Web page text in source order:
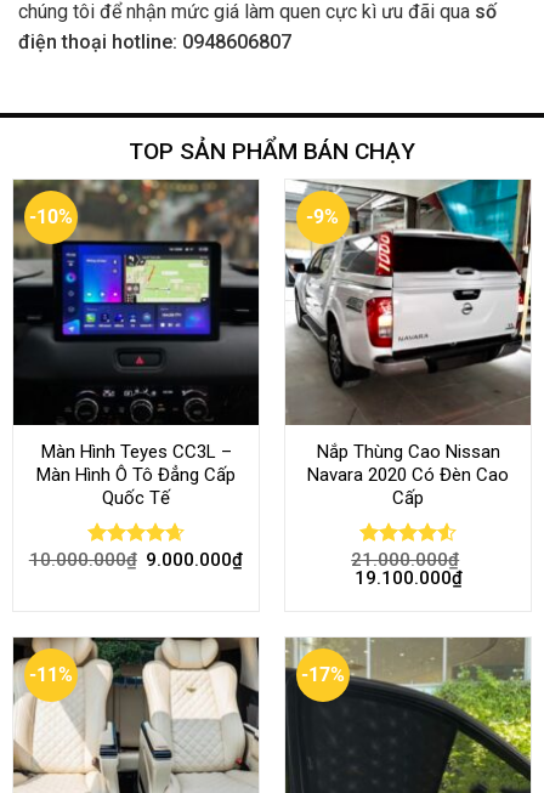
chúng tôi để nhận mức giá làm quen cực kì ưu đãi qua số
điện thoại hotline: 0948606807
TOP SẢN PHẨM BÁN CHẠY
-10%
Màn Hình Teyes CC3L –
Màn Hình Ô Tô Đẳng Cấp
Quốc Tế
Rated 4.68
10.000.000₫ 9.000.000₫
-9%
Nắp Thùng Cao Nissan
Navara 2020 Có Đèn Cao
Cấp
Rated4.52
out of 5
21.000.000₫
19.100.000₫
-11% -17%